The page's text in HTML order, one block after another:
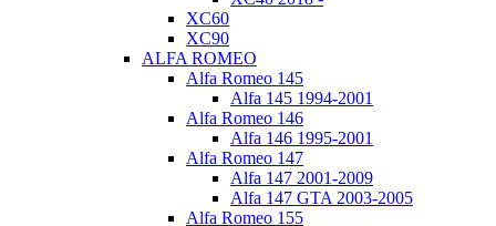
XC60
XC90
ALFA ROMEO
Alfa Romeo 145
Alfa 145 1994-2001
Alfa Romeo 146
Alfa 146 1995-2001
Alfa Romeo 147
Alfa 147 2001-2009
Alfa 147 GTA 2003-2005
Alfa Romeo 155